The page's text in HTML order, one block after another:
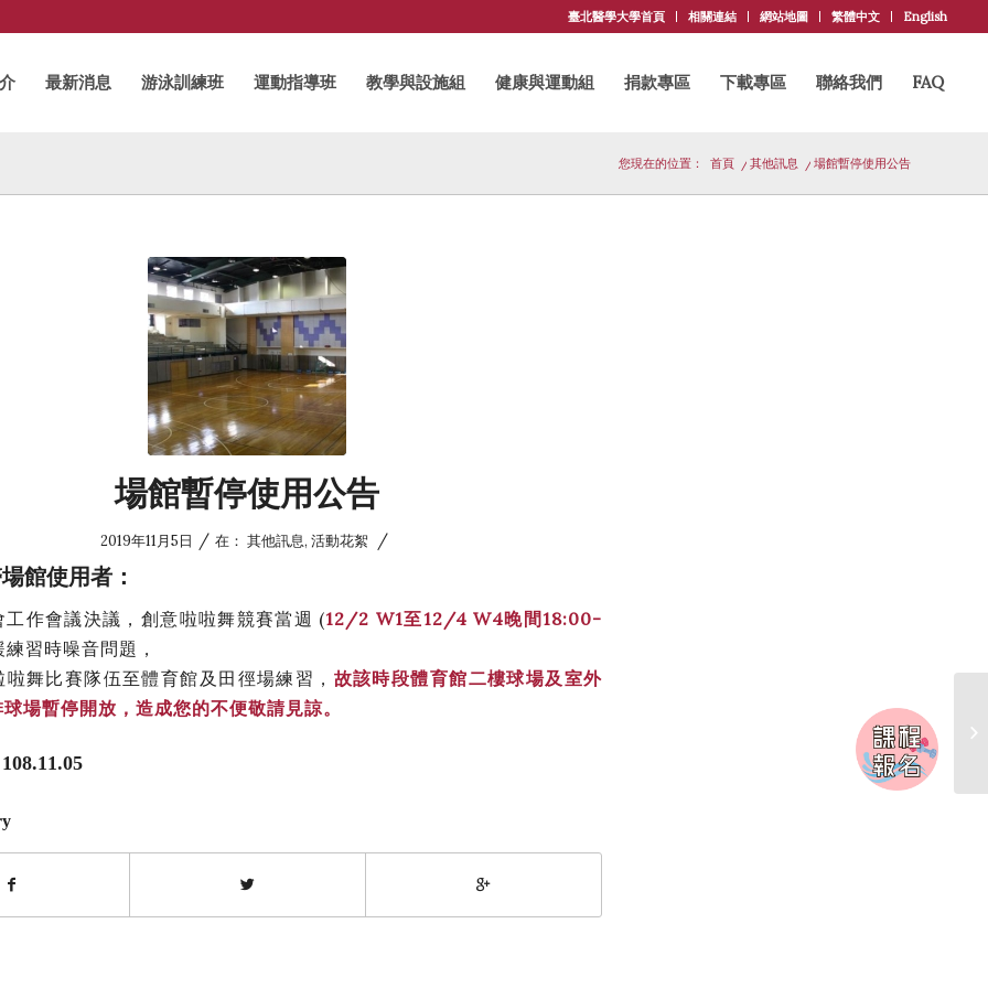
臺北醫學大學首頁 相關連結 網站地圖 繁體中文 English
最新消息 游泳訓練班 運動指導班 教學與設施組 健康與運動組 捐款專區 下載專區 聯絡我們 FAQ
您現在的位置： 首頁 / 其他訊息 / 場館暫停使用公告
場館暫停使用公告
2019年11月5日 / 在： 其他訊息, 活動花絮 /
館使用者：
工作會議決議，創意啦啦舞競賽當週 (12/2 W1至12/4 W4晚間18:00-
習時噪音問題，
舞比賽隊伍至體育館及田徑場練習， 故該時段體育館二樓球場及室外
場暫停開放，造成您的不便敬請見諒。